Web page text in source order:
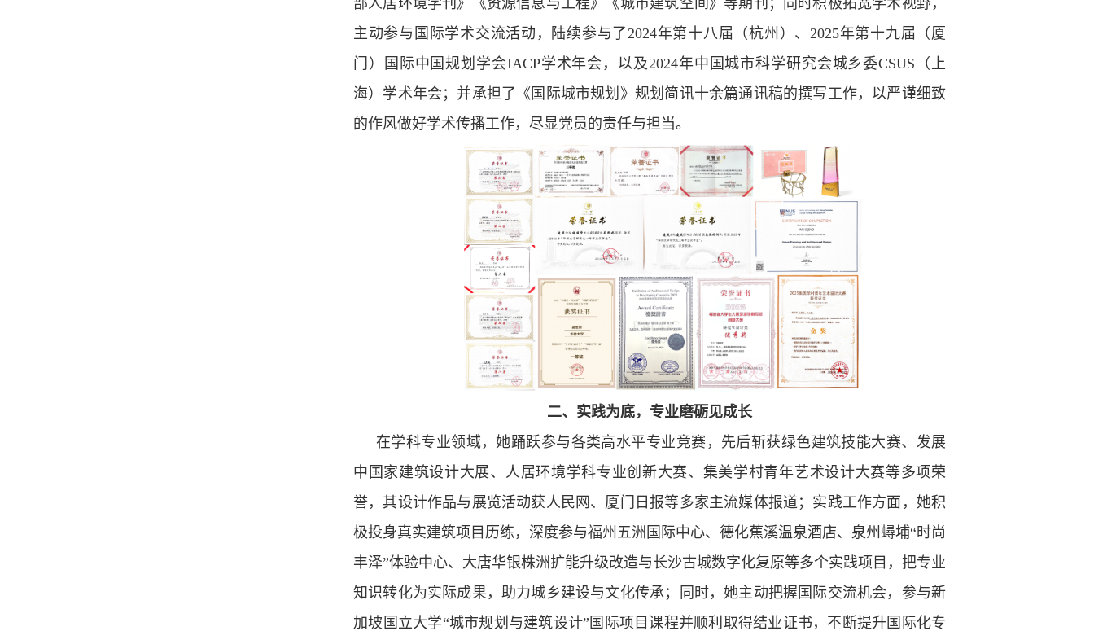
部人居环境学刊》《资源信息与工程》《城市建筑空间》等期刊；同时积极拓宽学术视野，
主动参与国际学术交流活动，陆续参与了2024年第十八届（杭州）、2025年第十九届（厦
门）国际中国规划学会IACP学术年会，以及2024年中国城市科学研究会城乡委CSUS（上
海）学术年会；并承担了《国际城市规划》规划简讯十余篇通讯稿的撰写工作，以严谨细致
的作风做好学术传播工作，尽显党员的责任与担当。
二、实践为底，专业磨砺见成长
在学科专业领域，她踊跃参与各类高水平专业竞赛，先后斩获绿色建筑技能大赛、发展
中国家建筑设计大展、人居环境学科专业创新大赛、集美学村青年艺术设计大赛等多项荣
誉，其设计作品与展览活动获人民网、厦门日报等多家主流媒体报道；实践工作方面，她积
极投身真实建筑项目历练，深度参与福州五洲国际中心、德化蕉溪温泉酒店、泉州蟳埔“时尚
丰泽”体验中心、大唐华银株洲扩能升级改造与长沙古城数字化复原等多个实践项目，把专业
知识转化为实际成果，助力城乡建设与文化传承；同时，她主动把握国际交流机会，参与新
加坡国立大学“城市规划与建筑设计”国际项目课程并顺利取得结业证书，不断提升国际化专